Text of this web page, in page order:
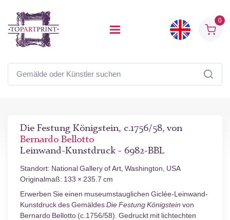
0
Die Festung Königstein, c.1756/58, von
Bernardo Bellotto
Leinwand-Kunstdruck - 6982-BBL
Standort: National Gallery of Art, Washington, USA
Originalmaß: 133 × 235.7 cm
Erwerben Sie einen museumstauglichen Giclée-Leinwand-
Kunstdruck des GemäldesDie Festung Königstein von
Bernardo Bellotto (c.1756/58). Gedruckt mit lichtechten